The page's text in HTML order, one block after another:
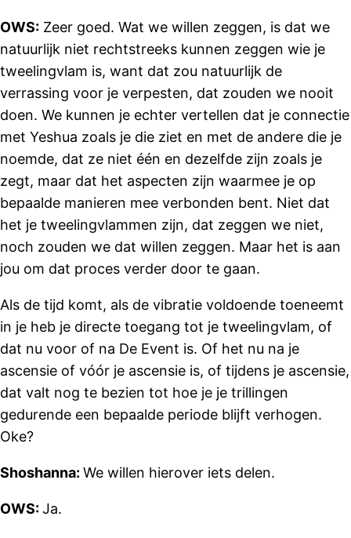
OWS: Zeer goed. Wat we willen zeggen, is dat we
natuurlijk niet rechtstreeks kunnen zeggen wie je
tweelingvlam is, want dat zou natuurlijk de
verrassing voor je verpesten, dat zouden we nooit
doen. We kunnen je echter vertellen dat je connectie
met Yeshua zoals je die ziet en met de andere die je
noemde, dat ze niet één en dezelfde zijn zoals je
zegt, maar dat het aspecten zijn waarmee je op
bepaalde manieren mee verbonden bent. Niet dat
het je tweelingvlammen zijn, dat zeggen we niet,
noch zouden we dat willen zeggen. Maar het is aan
jou om dat proces verder door te gaan.
Als de tijd komt, als de vibratie voldoende toeneemt
in je heb je directe toegang tot je tweelingvlam, of
dat nu voor of na De Event is. Of het nu na je
ascensie of vóór je ascensie is, of tijdens je ascensie,
dat valt nog te bezien tot hoe je je trillingen
gedurende een bepaalde periode blijft verhogen.
Oke?
Shoshanna: We willen hierover iets delen.
OWS:Ja.